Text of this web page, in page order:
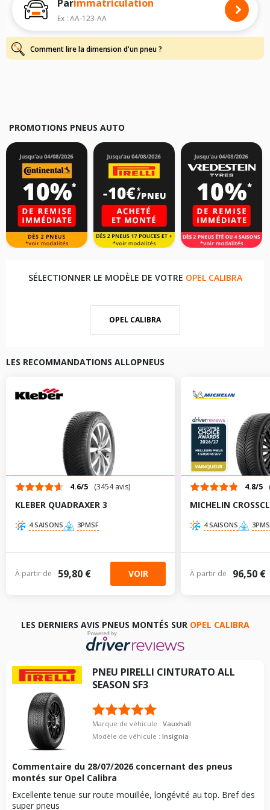
Pour cela, veuillez sélectionner le modèle de votre véhicule ci-dessous :
Les résultats de votre recherche sont donnés à titre indicatif. Il est
fortement recommandé de vérifier en amont la dimension des pneus
montés sur votre véhicule, sans oublier les indices de charge et de
vitesse, indispensables pour que votre dimension soit complète.
Parimmatriculation
Ex : AA-123-AA
Comment lire la dimension d'un pneu ?
PROMOTIONS PNEUS AUTO
SÉLECTIONNER LE MODÈLE DE VOTRE OPEL CALIBRA
OPEL CALIBRA
LES RECOMMANDATIONS ALLOPNEUS
4.6/5 (3454 avis)
KLEBER QUADRAXER 3
4 SAISONS 3PMSF
À partir de 59,80 € VOIR
4.8/5
MICHELIN
4 SAISONS
À partir de 96,50 €
LES DERNIERS AVIS PNEUS MONTÉS SUR OPEL CALIBRA
PNEU PIRELLI CINTURATO ALL
SEASON SF3
Marque de véhicule :Vauxhall
Modèle de véhicule :Insignia
Commentaire du 28/07/2026 concernant des pneus
montés sur Opel Calibra
Excellente tenue sur route mouillée, longévité au top. Bref des
super pneus